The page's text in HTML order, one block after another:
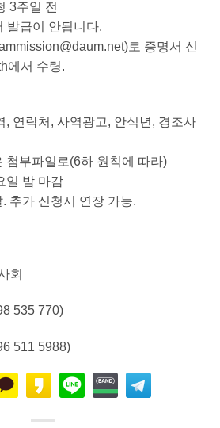
3주일 전
발급이 안됩니다.
)로 증명서 신
에서 수령.
, 연락처, 사역광고, 안식년, 경조사
첨부파일로(6하 원칙에 따라)
일 밤 마감
추가 신청시 연장 가능.
회
535 770)
511 5988)